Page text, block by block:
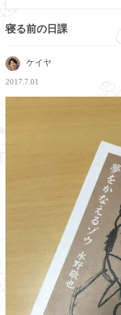
寝る前の日課
ケイヤ
2017.7.01